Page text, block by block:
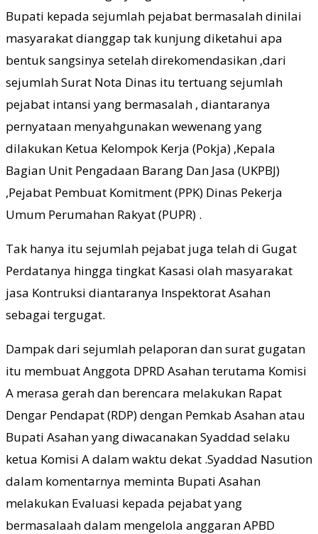
Bupati kepada sejumlah pejabat bermasalah dinilai
masyarakat dianggap tak kunjung diketahui apa
bentuk sangsinya setelah direkomendasikan ,dari
sejumlah Surat Nota Dinas itu tertuang sejumlah
pejabat intansi yang bermasalah , diantaranya
pernyataan menyahgunakan wewenang yang
dilakukan Ketua Kelompok Kerja (Pokja) ,Kepala
Bagian Unit Pengadaan Barang Dan Jasa (UKPBJ)
,Pejabat Pembuat Komitment (PPK) Dinas Pekerja
Umum Perumahan Rakyat (PUPR) .
Tak hanya itu sejumlah pejabat juga telah di Gugat
Perdatanya hingga tingkat Kasasi olah masyarakat
jasa Kontruksi diantaranya Inspektorat Asahan
sebagai tergugat.
Dampak dari sejumlah pelaporan dan surat gugatan
itu membuat Anggota DPRD Asahan terutama Komisi
A merasa gerah dan berencara melakukan Rapat
Dengar Pendapat (RDP) dengan Pemkab Asahan atau
Bupati Asahan yang diwacanakan Syaddad selaku
ketua Komisi A dalam waktu dekat .Syaddad Nasution
dalam komentarnya meminta Bupati Asahan
melakukan Evaluasi kepada pejabat yang
bermasalaah dalam mengelola anggaran APBD